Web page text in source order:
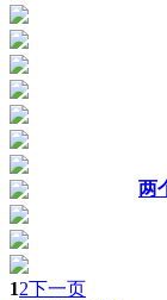
两
12下一页